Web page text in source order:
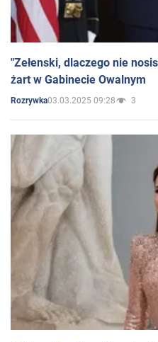
"Zełenski, dlaczego nie
żart w Gabinecie Owalnym
Rozrywka03.03.2025 09:28 3